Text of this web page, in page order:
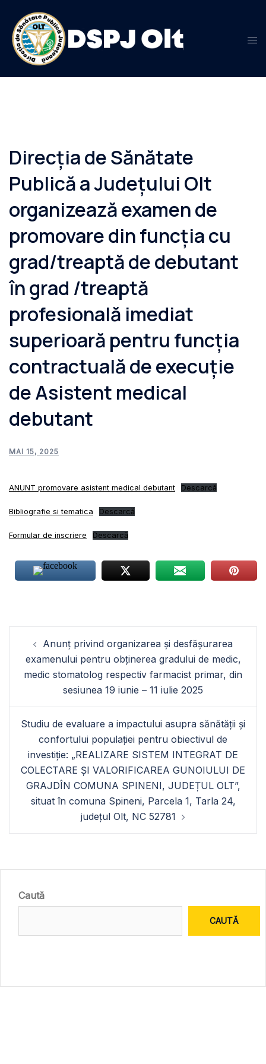
conținut
Direcția de Sănătate
Publică a Județului Olt
organizează examen de
promovare din funcția cu
grad/treaptă de debutant
în grad /treaptă
profesională imediat
superioară pentru funcția
contractuală de execuție
de Asistent medical
debutant
MAI 15, 2025
ANUNT promovare asistent medical debutant Descarcă
Bibliografie si tematica Descarcă
Formular de inscriere Descarcă
Navigare
articole
Anunț privind organizarea și desfășurarea
examenului pentru obținerea gradului de medic,
medic stomatolog respectiv farmacist primar, din
sesiunea 19 iunie – 11 iulie 2025
Studiu de evaluare a impactului asupra sănătății și
confortului populației pentru obiectivul de
investiție: „REALIZARE SISTEM INTEGRAT DE
COLECTARE ȘI VALORIFICAREA GUNOIULUI DE
GRAJDÎN COMUNA SPINENI, JUDEȚUL OLT”,
situat în comuna Spineni, Parcela 1, Tarla 24,
județul Olt, NC 52781
Caută
CAUTĂ